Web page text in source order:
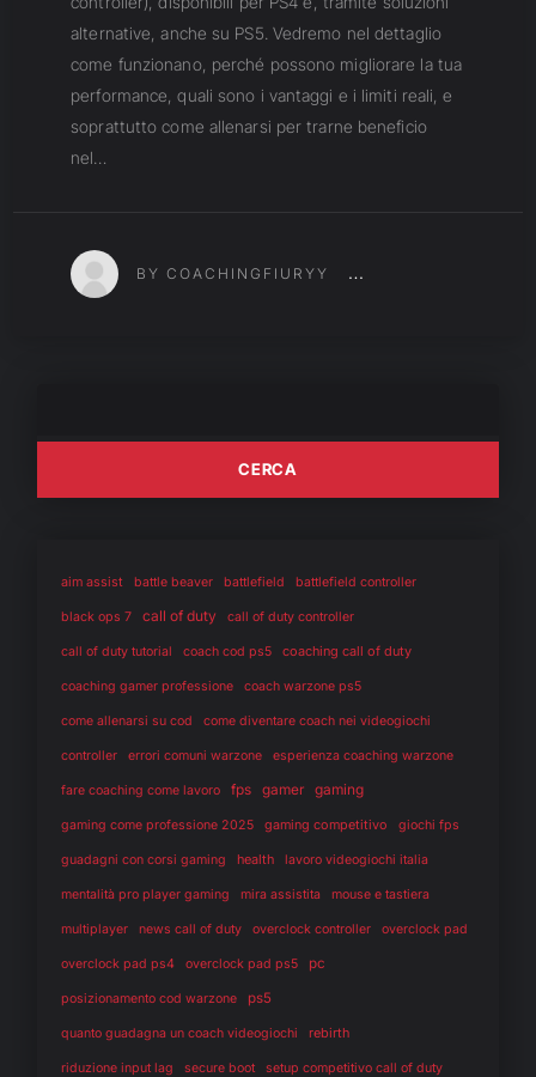
alternative, anche su PS5. Vedremo nel dettaglio
come funzionano, perché possono migliorare la tua
performance, quali sono i vantaggi e i limiti reali, e
soprattutto come allenarsi per trarne beneficio
nel…
BY COACHINGFIURYY
aim assist battle beaver battlefield battlefield controller
black ops 7 call of duty call of duty controller
call of duty tutorial coach cod ps5 coaching call of duty
coaching gamer professione coach warzone ps5
come allenarsi su cod come diventare coach nei videogiochi
controller errori comuni warzone esperienza coaching warzone
fare coaching come lavoro fps gamer gaming
gaming come professione 2025 gaming competitivo giochi fps
guadagni con corsi gaming health lavoro videogiochi italia
mentalità pro player gaming mira assistita mouse e tastiera
multiplayer news call of duty overclock controller overclock pad
overclock pad ps4 overclock pad ps5 pc
posizionamento cod warzone ps5
quanto guadagna un coach videogiochi rebirth
riduzione input lag secure boot setup competitivo call of duty